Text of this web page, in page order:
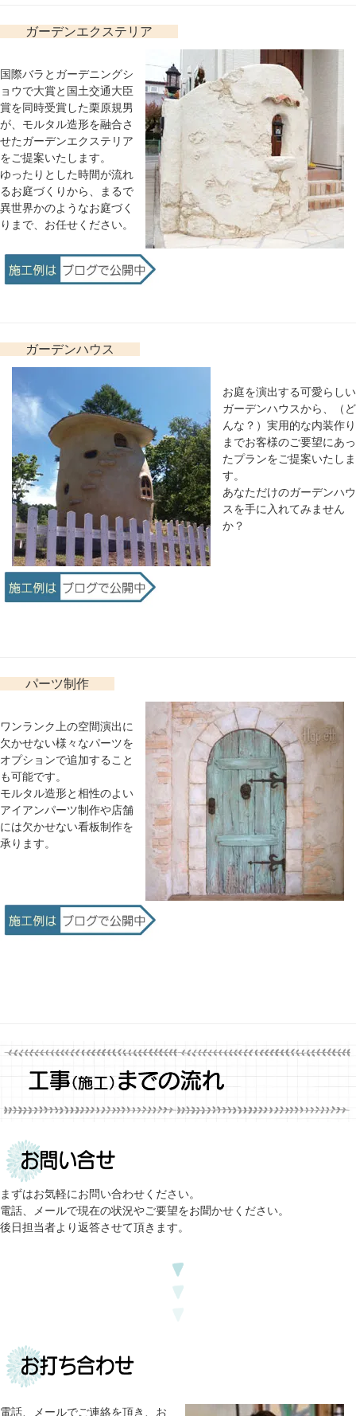
ガーデンエクステリア
国際バラとガーデニングシ
ョウで大賞と国土交通大臣
賞を同時受賞した栗原規男
が、モルタル造形を融合さ
せたガーデンエクステリア
をご提案いたします。
ゆったりとした時間が流れ
るお庭づくりから、まるで
異世界かのようなお庭づく
りまで、お任せください。
ガーデンハウス
お庭を演出する可愛らしい
ガーデンハウスから、（ど
んな？）実用的な内装作り
までお客様のご要望にあっ
たプランをご提案いたしま
す。
あなただけのガーデンハウ
スを手に入れてみません
か？
パーツ制作
ワンランク上の空間演出に
欠かせない様々なパーツを
オプションで追加すること
も可能です。
モルタル造形と相性のよい
アイアンパーツ制作や店舗
には欠かせない看板制作を
承ります。
まずはお気軽にお問い合わせください。
電話、メールで現在の状況やご要望をお聞かせください。
後日担当者より返答させて頂きます。
電話、メールでご連絡を頂き、お